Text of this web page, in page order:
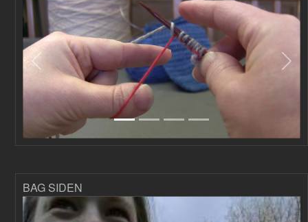
Forrige
BAG SIDEN